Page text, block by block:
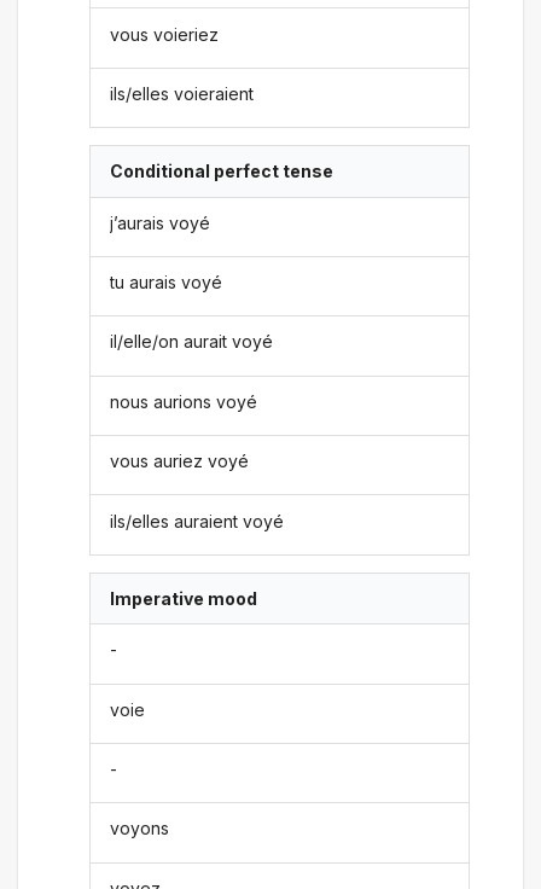
vous voieriez
ils/elles voieraient
Conditional perfect tense
j’aurais voyé
tu aurais voyé
il/elle/on aurait voyé
nous aurions voyé
vous auriez voyé
ils/elles auraient voyé
Imperative mood
-
voie
-
voyons